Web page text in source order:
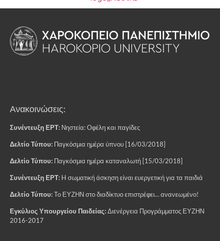
Ανακοινώσεις:
Συνέντευξη ΕΡΤ: Νηστεία: Οφέλη και παγίδες
Δελτίο Τύπου: Παγκόσμια ημέρα ύπνου [16/03/2018]
Δελτίο Τύπου: Παγκόσμια ημέρα καταναλωτή [15/03/2018]
Συνέντευξη ΕΡΤ: H σωματική άσκηση είναι ευεργετική για τα παιδιά
Δελτίο Τύπου:Το ΕΥΖΗΝ στο διαδίκτυο επιστρέφει… ανανεωμένο!
Εγκύλιος Υπουργείου Παιδείας:Διενέργεια Προγράμματος ΕΥΖΗΝ
2016-2017